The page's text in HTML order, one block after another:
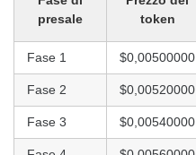
presale
token
Fase 1 $0,00500000
Fase 2 $0,00520000
Fase 3 $0,00540000